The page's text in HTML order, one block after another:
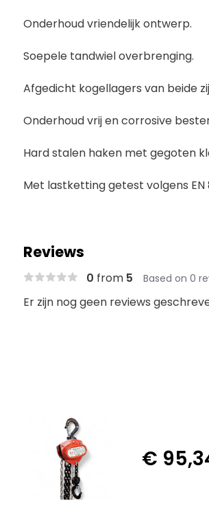
Onderhoud vriendelijk ontwerp.
Soepele tandwiel overbrenging.
Afgedicht kogellagers van beide
Onderhoud vrij en corrosive
Hard stalen haken met gegoten
Met lastketting getest volgens EN
Reviews
0 from 5 Based on 0
Er zijn nog geen reviews
€